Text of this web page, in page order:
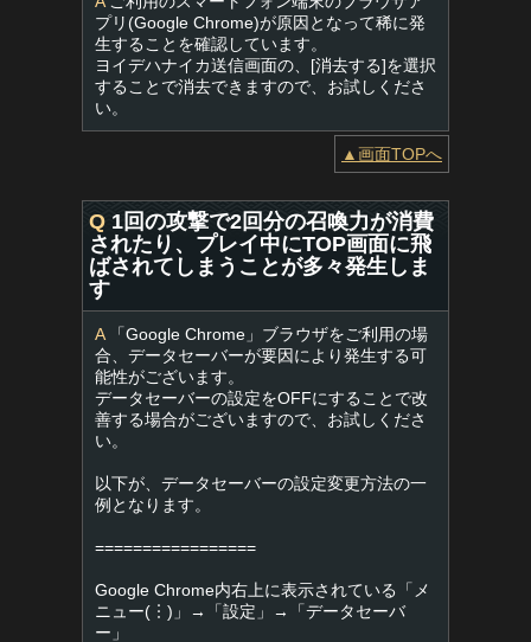
プリ(Google Chrome)が原因となって稀に発
生することを確認しています。
ヨイデハナイカ送信画面の、[消去する]を選択
することで消去できますので、お試しくださ
い。
▲画面TOPへ
Q 1回の攻撃で2回分の召喚力が消費
されたり、プレイ中にTOP画面に飛
ばされてしまうことが多々発生しま
す
A「Google Chrome」ブラウザをご利用の場
合、データセーバーが要因により発生する可
能性がございます。
データセーバーの設定をOFFにすることで改
善する場合がございますので、お試しくださ
い。
以下が、データセーバーの設定変更方法の一
例となります。
=================
Google Chrome内右上に表示されている「メ
ニュー(︙)」→「設定」→「データセーバ
ー」